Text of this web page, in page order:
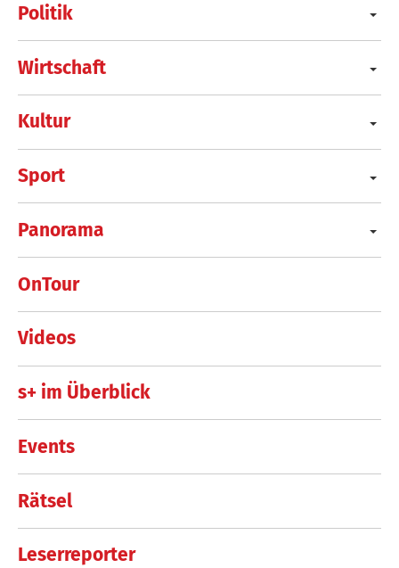
Politik
Wirtschaft
Kultur
Sport
Panorama
OnTour
Videos
s+ im Überblick
Events
Rätsel
Leserreporter